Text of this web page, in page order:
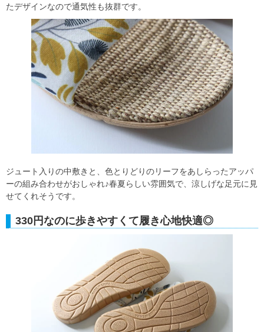
たデザインなので通気性も抜群です。
ジュート入りの中敷きと、色とりどりのリーフをあしらったアッパ
ーの組み合わせがおしゃれ♪春夏らしい雰囲気で、涼しげな足元に見
せてくれそうです。
330円なのに歩きやすくて履き心地快適◎